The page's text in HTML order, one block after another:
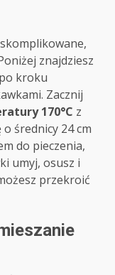
znajdziesz
kroku
Zacznij
170°C z
średnicy 24 cm
do pieczenia,
umyj, osusz i
przekroić